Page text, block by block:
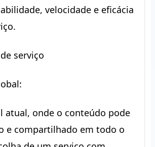
velocidade e eficácia
serviço
atual, onde o conteúdo pode
e compartilhado em todo o